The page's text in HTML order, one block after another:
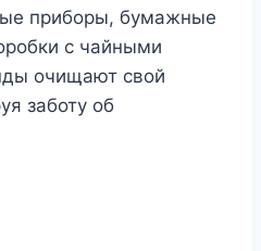
приборы, бумажные
с чайными
очищают свой
заботу об